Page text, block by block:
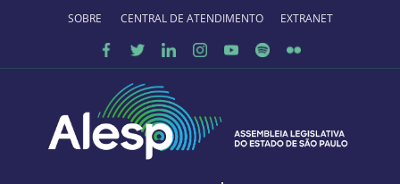
Ir para o conteúdo principal
SOBRE O PORTALCENTRAL DE ATENDIMENTO EXTRANET